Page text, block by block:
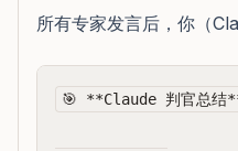
所有专家发言后，你（
🎯 **Claude 判官总结